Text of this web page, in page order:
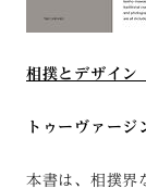
相撲とデザイ
トゥーヴァージ
本書は、相撲界